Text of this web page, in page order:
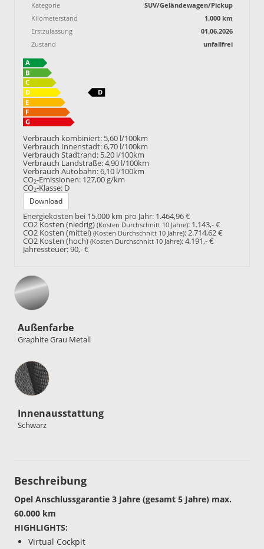
Kategorie
SUV/Geländewagen/Pickup
Kilometerstand
1.000 km
Erstzulassung
01.06.2026
Zustand
unfallfrei
Verbrauch kombiniert: 5,60 l/100km
Verbrauch Innenstadt:6,70 l/100km
Verbrauch Stadtrand: 5,20 l/100km
Verbrauch Landstraße:4,90 l/100km
Verbrauch Autobahn:6,10 l/100km
CO2-Emissionen: 127,00 g/km
CO2-Klasse: D
Download
Energiekosten bei 15.000 km pro Jahr: 1.464,96 €
CO2 Kosten (niedrig) (Kosten Durchschnitt 10 Jahre): 1.143,- €
CO2 Kosten (mittel) (Kosten Durchschnitt 10 Jahre):2.714,62 €
CO2 Kosten (hoch) (Kosten Durchschnitt 10 Jahre):4.191,- €
Jahressteuer:90,- €
Außenfarbe
Graphite Grau Metall
Innenausstattung
Innenausstattung
Schwarz
Beschreibung
Opel Anschlussgarantie 3 Jahre (gesamt 5 Jahre) max.
60.000 km
HIGHLIGHTS:
Virtual Cockpit